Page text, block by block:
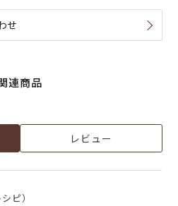
せ
連商品
レビュー
ピ）